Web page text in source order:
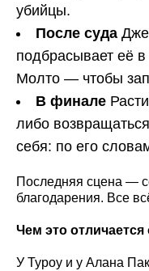
убийцы.
После суда
подбрасывает её
Молто — чтобы
В финале
либо
себя: по его
Последняя сцена —
благодарения. Все
Чем это
У Туроу и у Алана